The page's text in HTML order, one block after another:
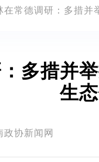
在常德调研：多措并
多措并
生
政协新闻网